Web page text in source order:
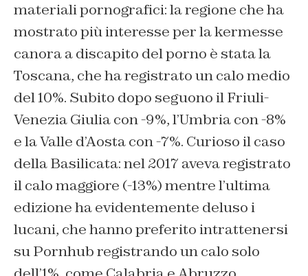
materiali pornografici: la regione che ha
mostrato più interesse per la kermesse
canora a discapito del porno è stata la
Toscana, che ha registrato un calo medio
del 10%. Subito dopo seguono il Friuli-
Venezia Giulia con -9%, l’Umbria con -8%
e la Valle d’Aosta con -7%. Curioso il caso
della Basilicata: nel 2017 aveva registrato
il calo maggiore (-13%) mentre l’ultima
edizione ha evidentemente deluso i
lucani, che hanno preferito intrattenersi
su Pornhub registrando un calo solo